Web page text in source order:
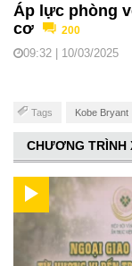
Áp lực phòng
cơ
200
09:32 | 10/03/2025
Tags Kobe Bryant
CHƯƠNG TRÌNH